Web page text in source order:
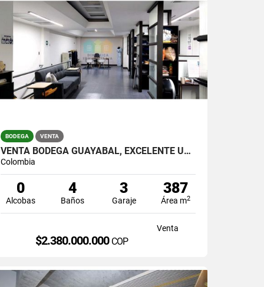
BODEGA VENTA
VENTA BODEGA GUAYABAL, EXCELENTE UBICACION EN MALL INDUSTRIAL
Colombia
0
Alcobas
4
Baños
3
Garaje
387
Área m2
Venta
$2.380.000.000 COP